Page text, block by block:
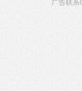
广告联